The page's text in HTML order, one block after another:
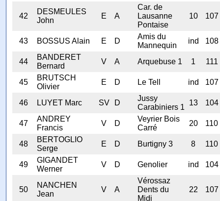
42
DESMEULES
John
E A
Car. de
Lausanne
Pontaise
10 107
43 BOSSUS Alain E D
Amis du
Mannequin
ind 108
44
BANDERET
Bernard
V A Arquebuse 1 1 111
45
BRUTSCH
Olivier
E D Le Tell ind 107
46 LUYET Marc SV D
Jussy
Carabiniers 1
13 104
47
ANDREY
Francis
V D
Veyrier Bois
Carré
20 110
48
BERTOGLIO
Serge
E D Burtigny 3 8 110
49
GIGANDET
Werner
V D Genolier ind 104
50
NANCHEN
Jean
V A
Vérossaz
Dents du
Midi
22 107